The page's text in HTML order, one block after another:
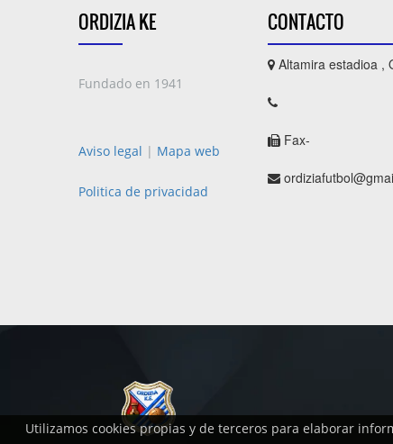
ORDIZIA KE
Fundado en 1941
Aviso legal | Mapa web
Politica de privacidad
CONTACTO
Altamira estadioa ,
Fax-
Utilizamos cookies propias y de terceros para elaborar